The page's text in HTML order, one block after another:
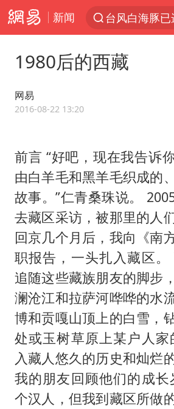
新闻
泉州市委书记
中医教你一
胜宏科技：股
老中医：立
未成年顶特
我国外贸延
欧阳娜娜窦靖
1980后的西藏
网易
2016-08-22 13:20
前言 “好吧，现在我告
由白羊毛和黑羊毛织成的
故事。”仁青桑珠说。
去藏区采访，被那里的人
回京几个月后，我向《南
职报告，一头扎入藏区
追随这些藏族朋友的脚步
澜沧江和拉萨河哗哗的水
博和贡嘎山顶上的白雪，
处或玉树草原上某户人
入藏人悠久的历史和灿烂
我的朋友回顾他们的成
个汉人，但我到藏区所做